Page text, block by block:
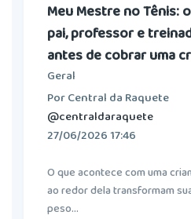
Meu Mestre no Tênis:
pai, professor e
antes de cobrar uma
Geral
Por Central da Raquete
@centraldaraquete
27/06/2026 17:46
O que acontece com uma
ao redor dela transformam
peso...